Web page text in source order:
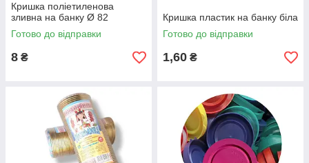
Кришка поліетиленова
зливна на банку Ø 82
Готово до відправки
8 ₴
Кришка пластик на банку біла
Готово до відправки
1,60 ₴